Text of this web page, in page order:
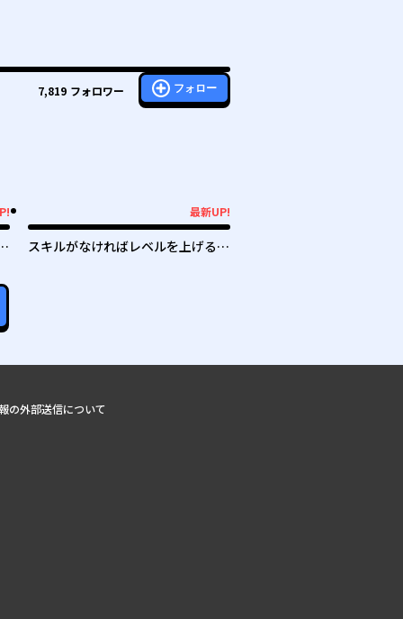
7,819 フォロワー フォロー
最新UP!
スキルがなければレベルを上げる～
の外部送信について